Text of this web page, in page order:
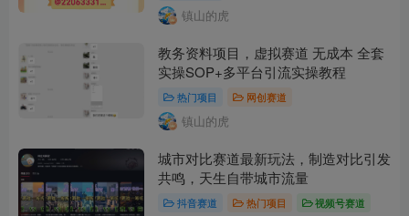
镇山的虎
教务资料项目，虚拟赛道 无成本 全套
实操SOP+多平台引流实操教程
热门项目 网创赛道
镇山的虎
城市对比赛道最新玩法，制造对比引发
共鸣，天生自带城市流量
抖音赛道 热门项目 视频号赛道